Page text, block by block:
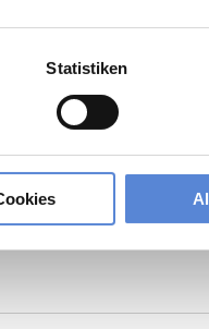
Statistiken
als Nachfolger
(CC BY 4.0)